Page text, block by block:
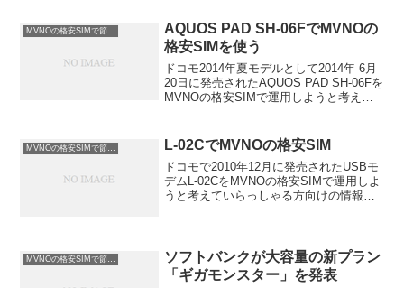
MVNOの格安SIMで節約情報２
AQUOS PAD SH-06FでMVNOの
格安SIMを使う
ドコモ2014年夏モデルとして2014年 6月
20日に発売されたAQUOS PAD SH-06Fを
MVNOの格安SIMで運用しようと考えて
合、ドコモ回線...
MVNOの格安SIMで節約情報２ L-02CでMVNOの格安SIM
ドコモで2010年12月に発売されたUSBモ
デムL-02CをMVNOの格安SIMで運用しよ
うと考えていらっしゃる方向けの情報ペ
MVNOの格安SIMで節約情報２
ソフトバンクが大容量の新プラン
「ギガモンスター」を発表